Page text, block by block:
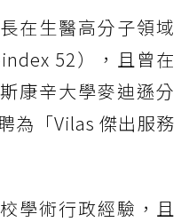
在生醫高分子領域
52），且曾在
康辛大學麥迪遜分
為「Vilas 傑出服務
學術行政經驗，且